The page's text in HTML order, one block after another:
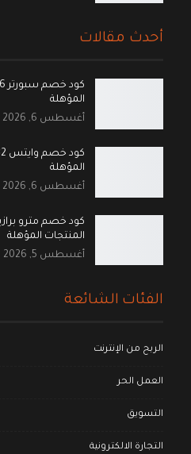
أحدث مقالات
المؤهلة
أغسطس 6, 2026
المؤهلة
أغسطس 6, 2026
المنتجات المؤهلة
أغسطس 5, 2026
الفئات الشائعة
الربح من الإنترنت
العمل الحر
التسويق
التجارة الالكترونية